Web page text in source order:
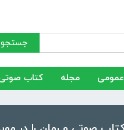
جستجو
عمومی مجله کتاب